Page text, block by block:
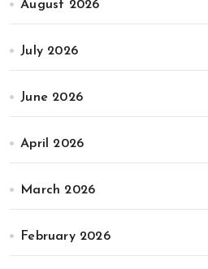
August 2026
July 2026
June 2026
April 2026
March 2026
February 2026